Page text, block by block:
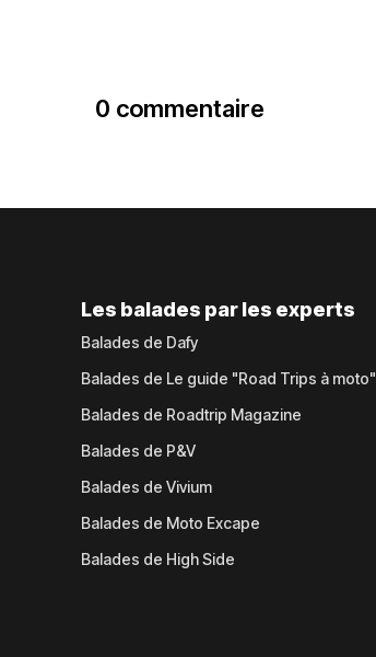
0 commentaire
Les balades par les experts
Balades de Dafy
Balades de Le guide "Road Trips à moto"
Balades de Roadtrip Magazine
Balades de P&V
Balades de Vivium
Balades de Moto Excape
Balades de High Side